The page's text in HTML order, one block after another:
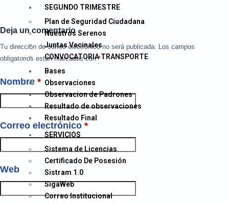
SEGUNDO TRIMESTRE
Plan de Seguridad Ciudadana
Nuestros Serenos
Juntas Vecinales
CONVOCATORIA TRANSPORTE
Bases
Observaciones
Observacion de Padrones
Resultado de observaciones
Resultado Final
SERVICIOS
Sistema de Licencias
Certificado De Posesión
Sistram 1.0
SigaWeb
Correo Institucional
Deja un comentario
Tu dirección de correo electrónico no será publicada. Los campos
obligatorios están marcados con*
Nombre *
Correo electrónico *
Web